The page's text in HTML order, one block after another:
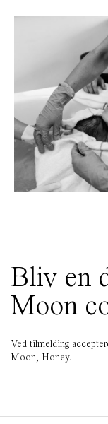
Bliv en
Moon
Ved tilmelding
Moon, Honey.